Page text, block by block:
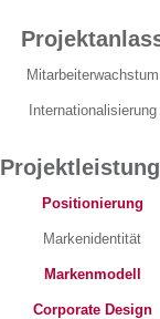
Mitarbeiterwachstum
Internationalisierung
Positionierung
Markenidentität
Markenmodell
Corporate Design